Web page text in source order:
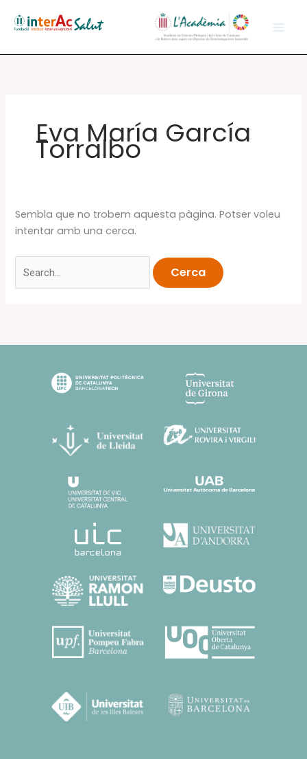
Eva María García
Torralbo
Sembla que no trobem aquesta pàgina. Potser voleu
intentar amb una cerca.